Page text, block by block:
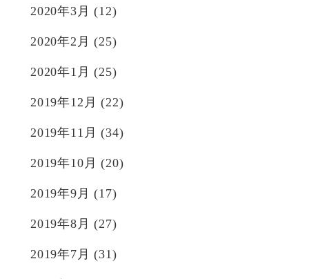
2020年3月 (12)
2020年2月 (25)
2020年1月 (25)
2019年12月 (22)
2019年11月 (34)
2019年10月 (20)
2019年9月 (17)
2019年8月 (27)
2019年7月 (31)